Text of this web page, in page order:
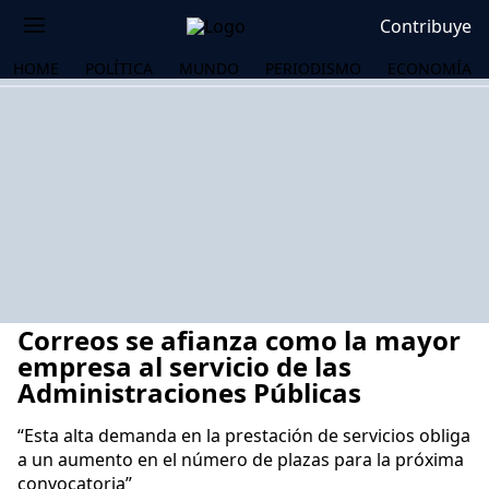
Contribuye
HOME POLÍTICA MUNDO PERIODISMO ECONOMÍA
Correos se afianza como la mayor
empresa al servicio de las
Administraciones Públicas
“Esta alta demanda en la prestación de servicios obliga
a un aumento en el número de plazas para la próxima
convocatoria”